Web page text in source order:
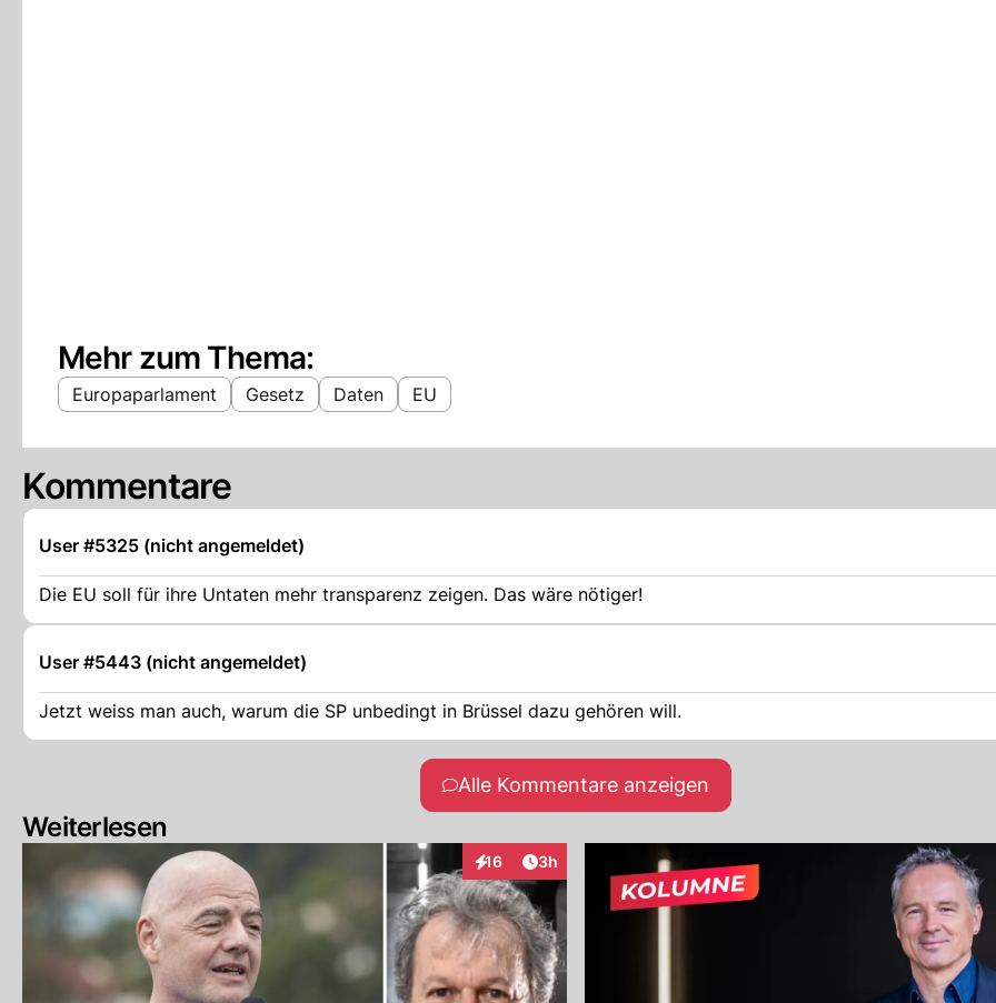
Mehr zum Thema:
Europaparlament Gesetz Daten EU
Kommentare
User #5325 (nicht angemeldet)
Die EU soll für ihre Untaten mehr transparenz zeigen. Das wäre nötiger!
User #5443 (nicht angemeldet)
Jetzt weiss man auch, warum die SP unbedingt in Brüssel dazu gehören will.
Alle Kommentare anzeigen
Weiterlesen
16
InteraktionenArtikel veröffentlicht:
3h